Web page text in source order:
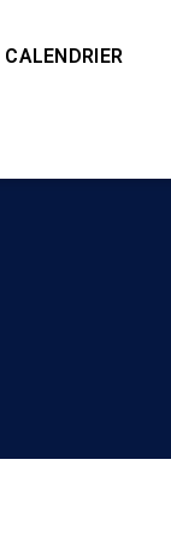
CALENDRIER